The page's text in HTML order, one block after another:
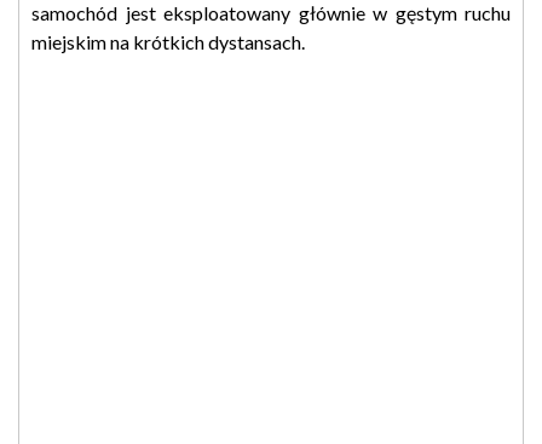
samochód jest eksploatowany głównie w gęstym ruchu
miejskim na krótkich dystansach.